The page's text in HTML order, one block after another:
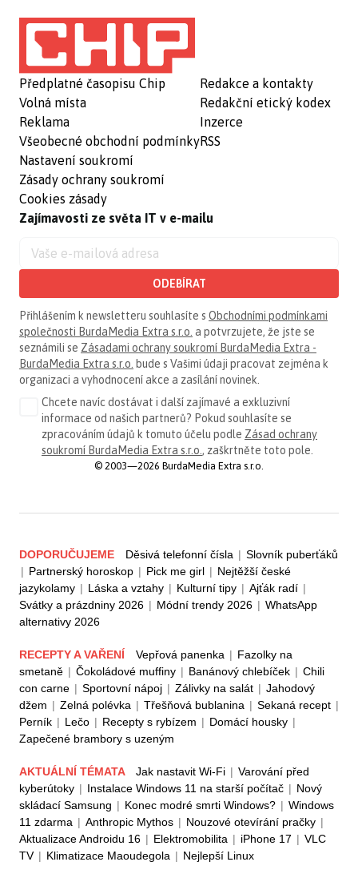
Předplatné časopisu Chip
Volná místa
Reklama
Všeobecné obchodní podmínky
Nastavení soukromí
Zásady ochrany soukromí
Cookies zásady
Redakce a kontakty
Redakční etický kodex
Inzerce
RSS
Zajímavosti ze světa IT v e-mailu
ODEBÍRAT
Přihlášením k newsletteru souhlasíte s Obchodními podmínkami
společnosti BurdaMedia Extra s.r.o. a potvrzujete, že jste se
seznámili se Zásadami ochrany soukromí BurdaMedia Extra -
BurdaMedia Extra s.r.o. bude s Vašimi údaji pracovat zejména k
organizaci a vyhodnocení akce a zasílání novinek.
Chcete navíc dostávat i další zajímavé a exkluzivní
informace od našich partnerů? Pokud souhlasíte se
zpracováním údajů k tomuto účelu podle Zásad ochrany
soukromí BurdaMedia Extra s.r.o. , zaškrtněte toto pole.
© 2003—2026 BurdaMedia Extra s.r.o.
DOPORUČUJEME Děsivá telefonní čísla | Slovník puberťáků
| Partnerský horoskop | Pick me girl | Nejtěžší české
jazykolamy | Láska a vztahy | Kulturní tipy | Ajťák radí |
Svátky a prázdniny 2026 | Módní trendy 2026 | WhatsApp
alternativy 2026
RECEPTY A VAŘENÍ Vepřová panenka | Fazolky na
smetaně | Čokoládové muffiny | Banánový chlebíček | Chili
con carne | Sportovní nápoj | Zálivky na salát | Jahodový
džem | Zelná polévka | Třešňová bublanina | Sekaná recept |
Perník | Lečo | Recepty s rybízem | Domácí housky |
Zapečené brambory s uzeným
AKTUÁLNÍ TÉMATA Jak nastavit Wi-Fi | Varování před
kyberútoky | Instalace Windows 11 na starší počítač | Nový
skládací Samsung | Konec modré smrti Windows? | Windows
11 zdarma | Anthropic Mythos | Nouzové otevírání pračky |
Aktualizace Androidu 16 | Elektromobilita | iPhone 17 | VLC
TV | Klimatizace Maoudegola | Nejlepší Linux